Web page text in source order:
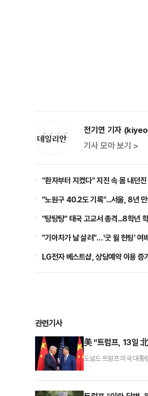
전기연 기자
기사 모아 보기 >
"환자부터 지켰다" 지진 속 몸 내던
"노원구 40.2도 기록"...서울, 8년
"탕탕탕" 태국 고교서 총격...8학년
"기아차가 날 살려"…'굿 윌 헌팅' 여
LG전자 베스트샵, 상담예약 이용 증
관련기사
美 “트럼프, 13일
도널드 트럼프 미국 대
통령은 수요일(13일) 저